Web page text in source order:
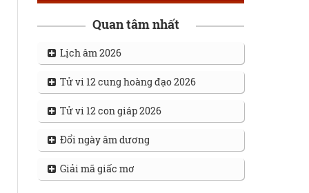
Quan tâm nhất
Lịch âm 2026
Tử vi 12 cung hoàng đạo 2026
Tử vi 12 con giáp 2026
Đổi ngày âm dương
Giải mã giấc mơ